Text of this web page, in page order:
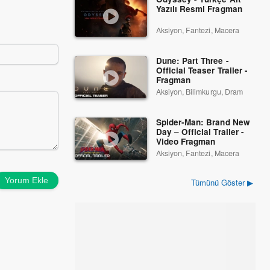
Yorum Ekle
Yazılı Resmi Fragman
Aksiyon, Fantezi, Macera
Dune: Part Three -
Official Teaser Trailer -
Fragman
Aksiyon, Bilimkurgu, Dram
Spider-Man: Brand New
Day – Official Trailer -
Video Fragman
Aksiyon, Fantezi, Macera
Tümünü Göster ▶